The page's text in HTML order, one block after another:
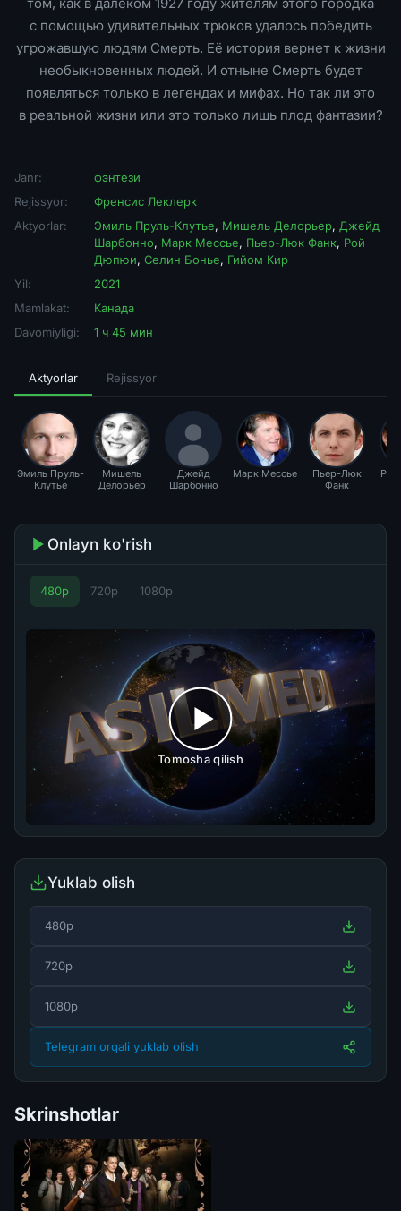
с помощью удивительных трюков удалось победить
угрожавшую людям Смерть. Её история вернет к жизни
необыкновенных людей. И отныне Смерть будет
появляться только в легендах и мифах. Но так ли это
в реальной жизни или это только лишь плод фантазии?
Janr:
фэнтези
Rejissyor:
Френсис Леклерк
Aktyorlar:
Эмиль Пруль-Клутье, Мишель Делорьер, Джейд
Шарбонно, Марк Мессье, Пьер-Люк Фанк, Рой
Дюпюи, Селин Бонье, Гийом Кир
Yil:
2021
Mamlakat:
Канада
Davomiyligi:
1 ч 45 мин
Aktyorlar Rejissyor
Эмиль Пруль-
Клутье
Мишель
Делорьер
Джейд
Шарбонно
Марк Мессье
Пьер-Люк
Фанк
Onlayn ko'rish
480p 720p 1080p
Tomosha qilish
Yuklab olish
480p
720p
1080p
Telegram orqali yuklab olish
Skrinshotlar